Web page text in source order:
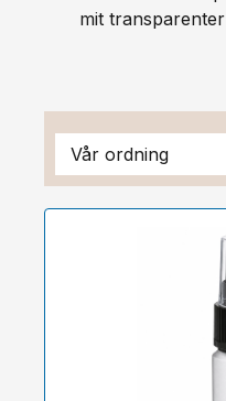
mit